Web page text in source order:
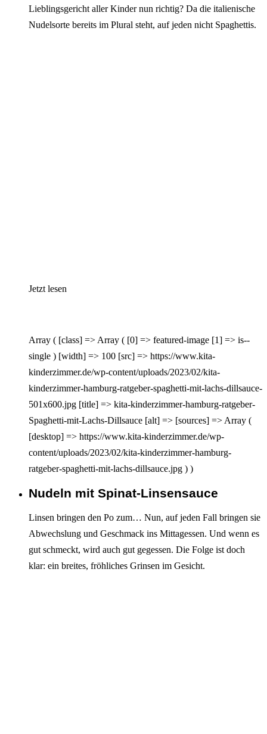
Lieblingsgericht aller Kinder nun richtig? Da die italienische
Nudelsorte bereits im Plural steht, auf jeden nicht Spaghettis.
Jetzt lesen
Array ( [class] => Array ( [0] => featured-image [1] => is--
single ) [width] => 100 [src] => https://www.kita-
kinderzimmer.de/wp-content/uploads/2023/02/kita-
kinderzimmer-hamburg-ratgeber-spaghetti-mit-lachs-dillsauce-
501x600.jpg [title] => kita-kinderzimmer-hamburg-ratgeber-
Spaghetti-mit-Lachs-Dillsauce [alt] => [sources] => Array (
[desktop] => https://www.kita-kinderzimmer.de/wp-
content/uploads/2023/02/kita-kinderzimmer-hamburg-
ratgeber-spaghetti-mit-lachs-dillsauce.jpg ) )
Interagieren
Nudeln mit Spinat-Linsensauce
Linsen bringen den Po zum… Nun, auf jeden Fall bringen sie
Abwechslung und Geschmack ins Mittagessen. Und wenn es
gut schmeckt, wird auch gut gegessen. Die Folge ist doch
klar: ein breites, fröhliches Grinsen im Gesicht.